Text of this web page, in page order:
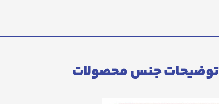
توضیحات جنس محصولات